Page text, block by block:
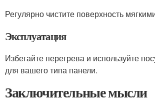
Регулярно чистите поверхность
Эксплуатация
Избегайте перегрева и используйте
для вашего типа панели.
Заключительные мысли